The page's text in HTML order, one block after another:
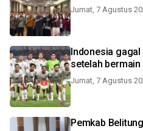
Jumat, 7 Agustus
Indonesia
setelah
Jumat, 7 Agustus
Pemkab